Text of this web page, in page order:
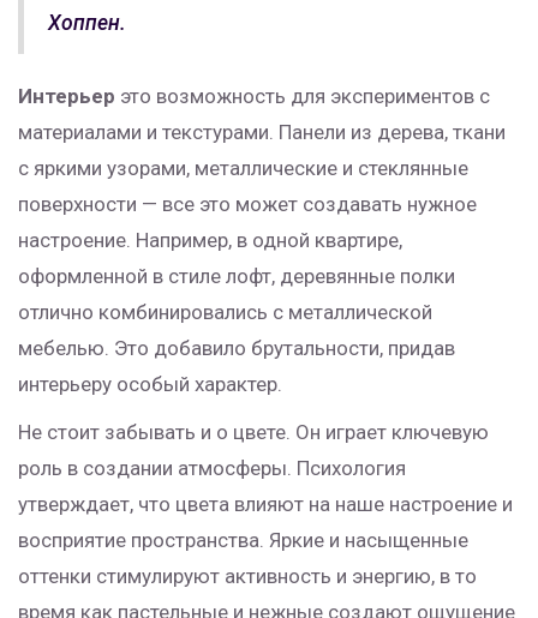
Хоппен.
Интерьер это возможность для экспериментов с
материалами и текстурами. Панели из дерева, ткани
с яркими узорами, металлические и стеклянные
поверхности — все это может создавать нужное
настроение. Например, в одной квартире,
оформленной в стиле лофт, деревянные полки
отлично комбинировались с металлической
мебелью. Это добавило брутальности, придав
интерьеру особый характер.
Не стоит забывать и о цвете. Он играет ключевую
роль в создании атмосферы. Психология
утверждает, что цвета влияют на наше настроение и
восприятие пространства. Яркие и насыщенные
оттенки стимулируют активность и энергию, в то
время как пастельные и нежные создают ощущение